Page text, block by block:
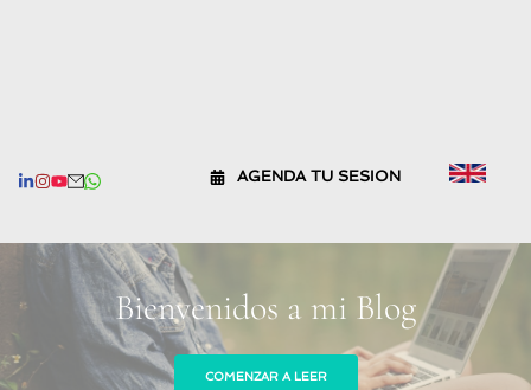
AGENDA TU SESION
Bienvenidos a mi Blog
COMENZAR A LEER